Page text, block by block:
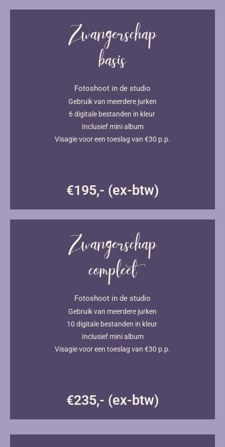
Zwangerschap
basis
Fotoshoot in de studio
Gebruik van meerdere jurken
6 digitale bestanden in kleur
Inclusief mini album
Visagie voor een toeslag van €30 p.p.
€195,- (ex-btw)
Zwangerschap
compleet
Fotoshoot in de studio
Gebruik van meerdere jurken
10 digitale bestanden in kleur
Inclusief mini album
Visagie voor een toeslag van €30 p.p.
€235,- (ex-btw)